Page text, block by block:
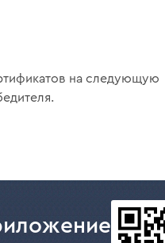
на следующую